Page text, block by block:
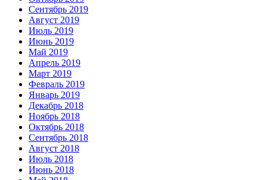
Сентябрь 2019
Август 2019
Июль 2019
Июнь 2019
Май 2019
Апрель 2019
Март 2019
Февраль 2019
Январь 2019
Декабрь 2018
Ноябрь 2018
Октябрь 2018
Сентябрь 2018
Август 2018
Июль 2018
Июнь 2018